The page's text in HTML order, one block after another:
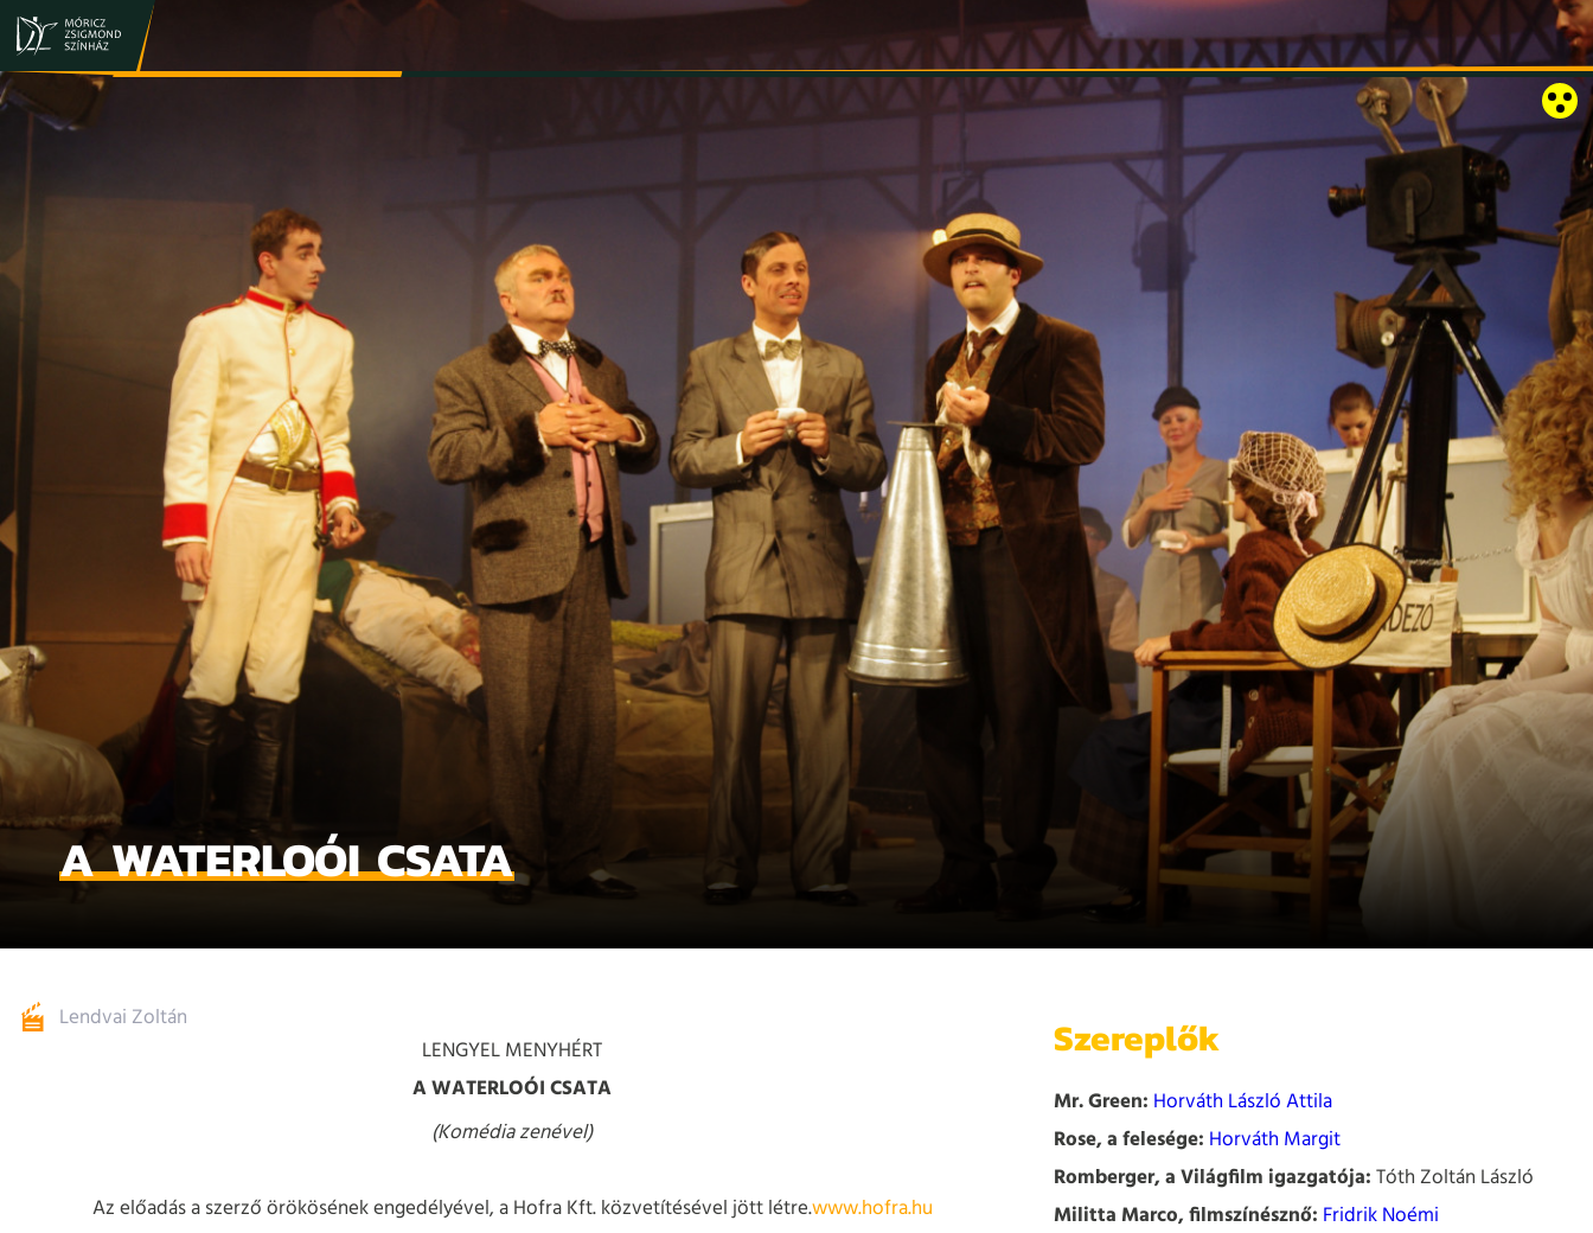
GALÉRIA RÓZSAKERT SZABADTÉRI SZÍNPAD KAPCSOLAT EN
A WATERLOÓI CSATA
Lendvai Zoltán
LENGYEL MENYHÉRT
A WATERLOÓI CSATA
(Komédia zenével)
Az előadás a szerző örökösének engedélyével, a Hofra Kft. közvetítésével jött létre.www.hofra.hu
Szereplők
Mr. Green: Horváth László Attila
Rose, a felesége: Horváth Margit
Romberger, a Világfilm igazgatója:Tóth Zoltán László
Militta Marco, filmszínésznő: Fridrik Noémi